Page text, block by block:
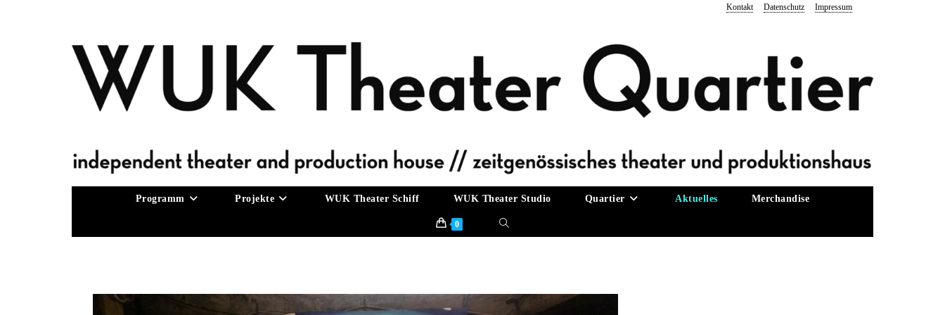
Kontakt Datenschutz Impressum
Programm Projekte WUK Theater Schiff WUK Theater Studio Quartier Aktuelles Merchandise
0 Website-